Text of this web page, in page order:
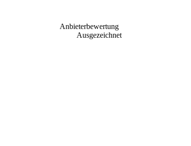
Anbieterbewertung
Ausgezeichnet